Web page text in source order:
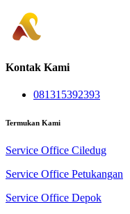
Kontak Kami
081315392393
Termukan Kami
Service Office Ciledug
Service Office Petukangan
Service Office Depok